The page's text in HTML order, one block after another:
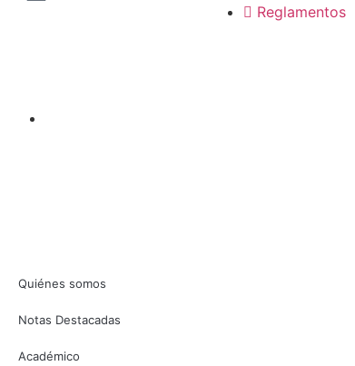
Reglamentos
Quiénes somos
Notas Destacadas
Académico